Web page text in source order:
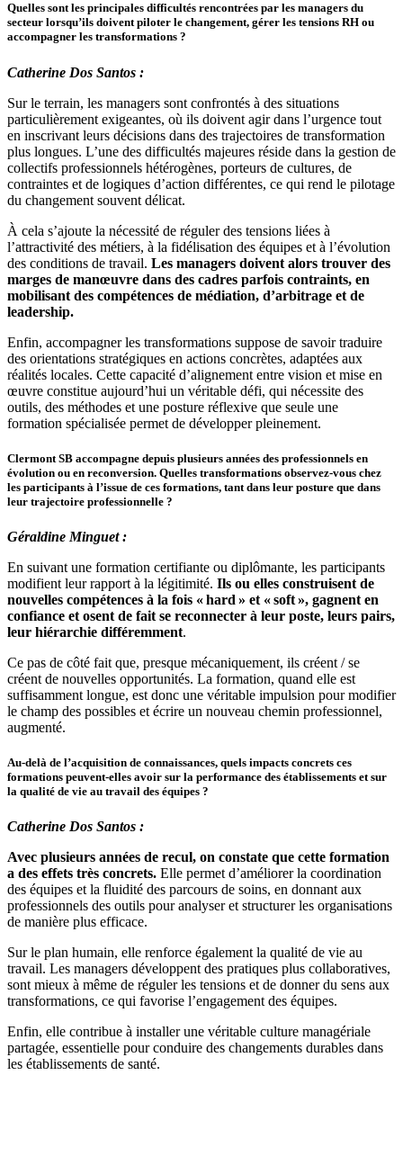
Quelles sont les principales difficultés rencontrées par les managers du
secteur lorsqu’ils doivent piloter le changement, gérer les tensions RH ou
accompagner les transformations ?
Catherine Dos Santos :
Sur le terrain, les managers sont confrontés à des situations
particulièrement exigeantes, où ils doivent agir dans l’urgence tout
en inscrivant leurs décisions dans des trajectoires de transformation
plus longues. L’une des difficultés majeures réside dans la gestion de
collectifs professionnels hétérogènes, porteurs de cultures, de
contraintes et de logiques d’action différentes, ce qui rend le pilotage
du changement souvent délicat.
À cela s’ajoute la nécessité de réguler des tensions liées à
l’attractivité des métiers, à la fidélisation des équipes et à l’évolution
des conditions de travail. Les managers doivent alors trouver des
marges de manœuvre dans des cadres parfois contraints, en
mobilisant des compétences de médiation, d’arbitrage et de
leadership.
Enfin, accompagner les transformations suppose de savoir traduire
des orientations stratégiques en actions concrètes, adaptées aux
réalités locales. Cette capacité d’alignement entre vision et mise en
œuvre constitue aujourd’hui un véritable défi, qui nécessite des
outils, des méthodes et une posture réflexive que seule une
formation spécialisée permet de développer pleinement.
Clermont SB accompagne depuis plusieurs années des professionnels en
évolution ou en reconversion. Quelles transformations observez-vous chez
les participants à l’issue de ces formations, tant dans leur posture que dans
leur trajectoire professionnelle ?
Géraldine Minguet :
En suivant une formation certifiante ou diplômante, les participants
modifient leur rapport à la légitimité. Ils ou elles construisent de
nouvelles compétences à la fois « hard » et « soft », gagnent en
confiance et osent de fait se reconnecter à leur poste, leurs pairs,
leur hiérarchie différemment.
Ce pas de côté fait que, presque mécaniquement, ils créent / se
créent de nouvelles opportunités. La formation, quand elle est
suffisamment longue, est donc une véritable impulsion pour modifier
le champ des possibles et écrire un nouveau chemin professionnel,
augmenté.
Au-delà de l’acquisition de connaissances, quels impacts concrets ces
formations peuvent-elles avoir sur la performance des établissements et sur
la qualité de vie au travail des équipes ?
Catherine Dos Santos :
Avec plusieurs années de recul, on constate que cette formation
a des effets très concrets. Elle permet d’améliorer la coordination
des équipes et la fluidité des parcours de soins, en donnant aux
professionnels des outils pour analyser et structurer les organisations
de manière plus efficace.
Sur le plan humain, elle renforce également la qualité de vie au
travail. Les managers développent des pratiques plus collaboratives,
sont mieux à même de réguler les tensions et de donner du sens aux
transformations, ce qui favorise l’engagement des équipes.
Enfin, elle contribue à installer une véritable culture managériale
partagée, essentielle pour conduire des changements durables dans
les établissements de santé.